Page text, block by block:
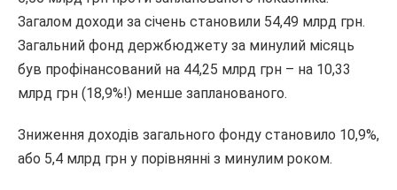
Загалом доходи за січень становили 54,49 млрд грн.
Загальний фонд держбюджету за минулий місяць
був профінансований на 44,25 млрд грн – на 10,33
млрд грн (18,9%!) менше запланованого.
Зниження доходів загального фонду становило 10,9%,
або 5,4 млрд грн у порівнянні з минулим роком.